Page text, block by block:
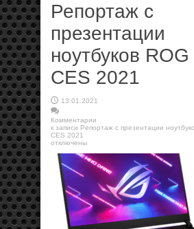
Репортаж с
презентации
ноутбуков
CES 2021
13.01.2021
Комментарии
к записи Репортаж с презентации
CES 2021
отключены